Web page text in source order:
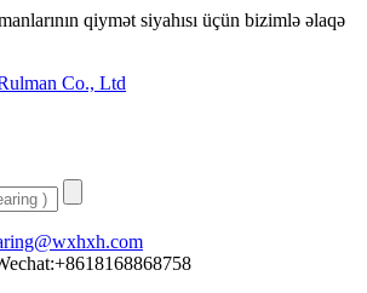
qiymət siyahısı üçün bizimlə əlaqə